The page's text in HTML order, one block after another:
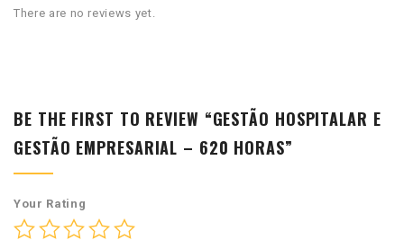
There are no reviews yet.
BE THE FIRST TO REVIEW “GESTÃO HOSPITALAR E
GESTÃO EMPRESARIAL – 620 HORAS”
Your Rating